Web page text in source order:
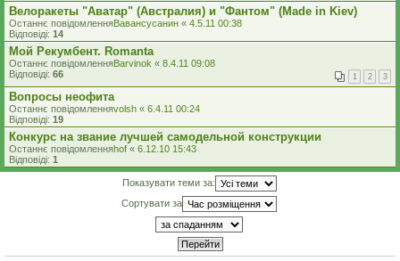
Велоракеты "Аватар" (Австралия) и "Фантом" (Made in Kiev)
Останнє повідомленняВавансусанин « 4.5.11 00:38
Відповіді: 14
Мой Рекумбент. Romanta
Останнє повідомленняBarvinok « 8.4.11 09:08
Відповіді: 66 1 2 3
Вопросы неофита
Останнє повідомленняvolsh « 6.4.11 00:24
Відповіді: 19
Конкурс на звание лучшей самодельной конструкции
Останнє повідомленняhof « 6.12.10 15:43
Відповіді: 1
Показувати теми за:
Сортувати за